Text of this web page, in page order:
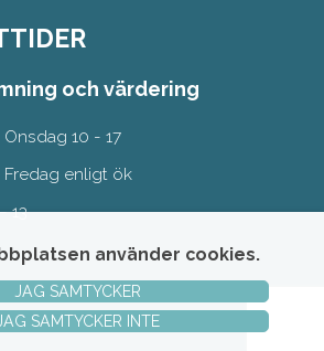
och värdering
10 - 17
enligt ök
13
Auktionsplattform 2026
använder cookies.
JAG SAMTYCKER
SAMTYCKER INTE